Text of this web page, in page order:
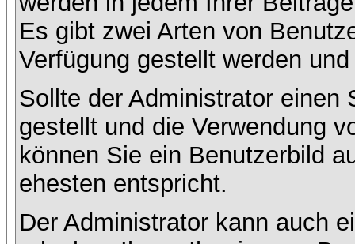
Es gibt zwei Arten von
Verfügung gestellt werden
Sollte der Administrator einen
gestellt und die Verwendung
können Sie ein Benutzerbild
ehesten entspricht.
Der Administrator kann auch